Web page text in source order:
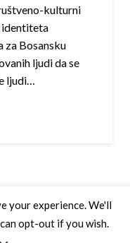
kulturni
identiteta
za Bosansku
ljudi da se
ljudi…
your experience. We'll
opt-out if you wish.